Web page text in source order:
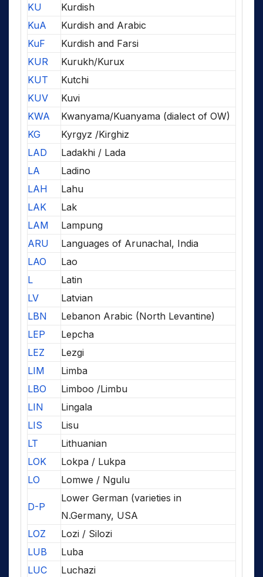
KU
Kurdish
KuA
Kurdish and Arabic
KuF
Kurdish and Farsi
KUR
Kurukh/Kurux
KUT
Kutchi
KUV
Kuvi
KWA
Kwanyama/Kuanyama (dialect of OW)
KG
Kyrgyz /Kirghiz
LAD
Ladakhi / Lada
LA
Ladino
LAH
Lahu
LAK
Lak
LAM
Lampung
ARU
Languages of Arunachal, India
LAO
Lao
L
Latin
LV
Latvian
LBN
Lebanon Arabic (North Levantine)
LEP
Lepcha
LEZ
Lezgi
LIM
Limba
LBO
Limboo /Limbu
LIN
Lingala
LIS
Lisu
LT
Lithuanian
LOK
Lokpa / Lukpa
LO
Lomwe / Ngulu
D-P
Lower German (varieties in
N.Germany, USA
LOZ
Lozi / Silozi
LUB
Luba
LUC
Luchazi